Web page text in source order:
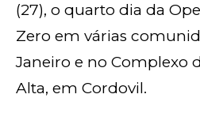
(27), o quarto dia da
Zero em várias
Janeiro e no Complexo
Alta, em Cordovil.